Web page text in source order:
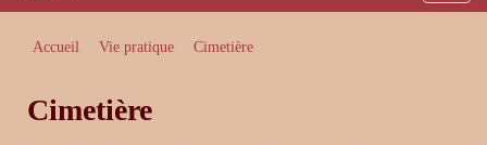
Accueil Vie pratique Cimetière
Cimetière